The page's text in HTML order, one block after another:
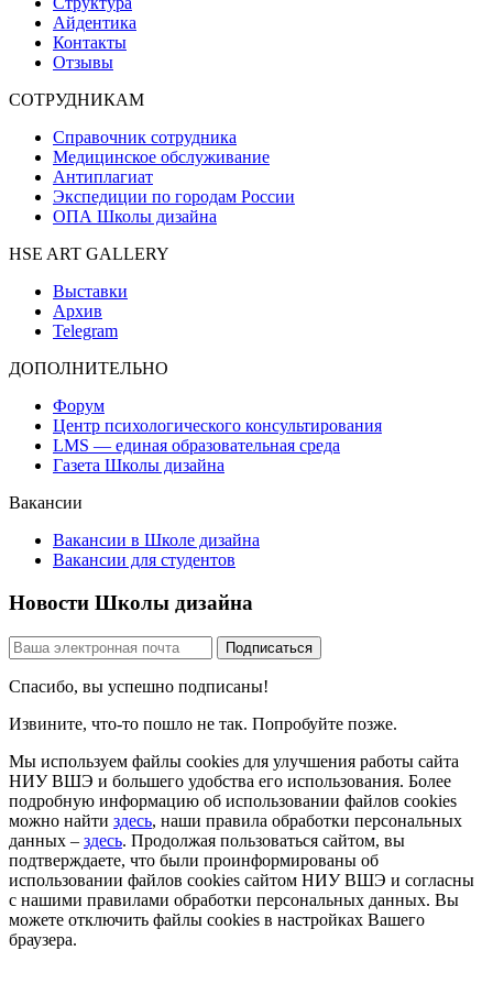
Айдентика
Контакты
Отзывы
СОТРУДНИКАМ
Справочник сотрудника
Медицинское обслуживание
Антиплагиат
Экспедиции по городам России
ОПА Школы дизайна
HSE ART GALLERY
Выставки
Архив
Telegram
ДОПОЛНИТЕЛЬНО
Форум
Центр психологического консультирования
LMS — единая образовательная среда
Газета Школы дизайна
Вакансии
Вакансии в Школе дизайна
Вакансии для студентов
Новости Школы дизайна
Спасибо, вы успешно подписаны!
Извините, что-то пошло не так. Попробуйте позже.
Мы используем файлы cookies для улучшения работы сайта
НИУ ВШЭ и большего удобства его использования. Более
подробную информацию об использовании файлов cookies
можно найти здесь, наши правила обработки персональных
данных – здесь. Продолжая пользоваться сайтом, вы
подтверждаете, что были проинформированы об
использовании файлов cookies сайтом НИУ ВШЭ и согласны
с нашими правилами обработки персональных данных. Вы
можете отключить файлы cookies в настройках Вашего
браузера.